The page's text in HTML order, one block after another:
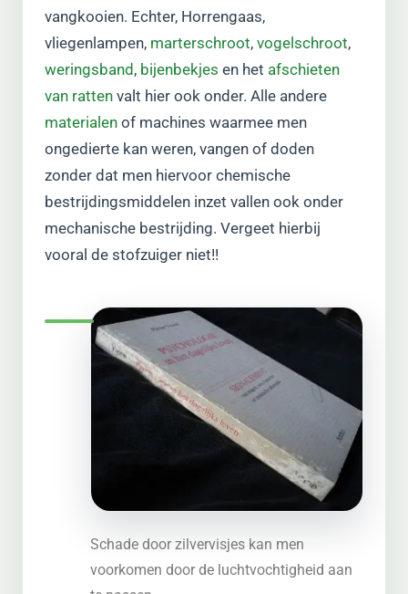
vangkooien. Echter, Horrengaas,
vliegenlampen, marterschroot, vogelschroot,
weringsband, bijenbekjes en het afschieten
van ratten valt hier ook onder. Alle andere
materialen of machines waarmee men
ongedierte kan weren, vangen of doden
zonder dat men hiervoor chemische
bestrijdingsmiddelen inzet vallen ook onder
mechanische bestrijding. Vergeet hierbij
vooral de stofzuiger niet!!
Schade door zilvervisjes kan men
voorkomen door de luchtvochtigheid aan